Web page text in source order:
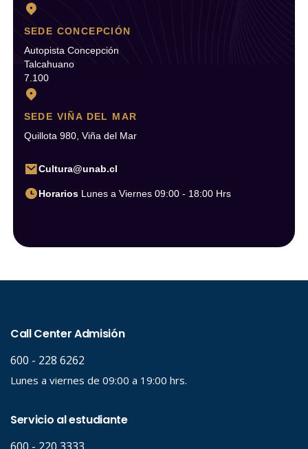
SEDE CONCEPCIÓN
Autopista Concepción
Talcahuano
7.100
SEDE VIÑA DEL MAR
Quillota 980, Viña del Mar
Cultura@unab.cl
Horarios Lunes a Viernes 09:00 - 18:00 Hrs